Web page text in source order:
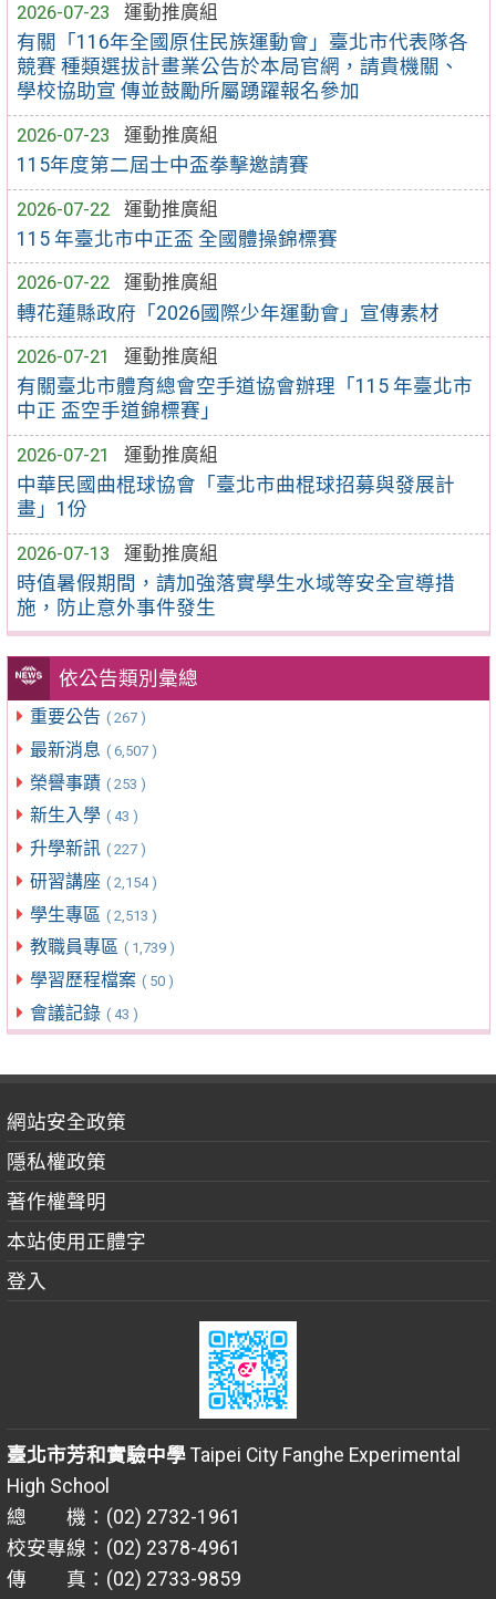
2026-07-23
運動推廣組
有關「116年全國原住民族運動會」臺北市代表隊各
競賽 種類選拔計畫業公告於本局官網，請貴機關、
學校協助宣 傳並鼓勵所屬踴躍報名參加
2026-07-23
運動推廣組
115年度第二屆士中盃拳擊邀請賽
2026-07-22
運動推廣組
115 年臺北市中正盃 全國體操錦標賽
2026-07-22
運動推廣組
轉花蓮縣政府「2026國際少年運動會」宣傳素材
2026-07-21
運動推廣組
有關臺北市體育總會空手道協會辦理「115 年臺北市
中正 盃空手道錦標賽」
2026-07-21
運動推廣組
中華民國曲棍球協會「臺北市曲棍球招募與發展計
畫」1份
2026-07-13
運動推廣組
時值暑假期間，請加強落實學生水域等安全宣導措
施，防止意外事件發生
依公告類別彙總
重要公告 ( 267 )
最新消息 ( 6,507 )
榮譽事蹟 ( 253 )
新生入學 ( 43 )
升學新訊 ( 227 )
研習講座 ( 2,154 )
學生專區 ( 2,513 )
教職員專區 ( 1,739 )
學習歷程檔案 ( 50 )
會議記錄 ( 43 )
網站安全政策
隱私權政策
著作權聲明
本站使用正體字
登入
臺北市芳和實驗中學Taipei City Fanghe Experimental
High School
總 機：(02) 2732-1961
校安專線：(02) 2378-4961
傳 真：(02) 2733-9859